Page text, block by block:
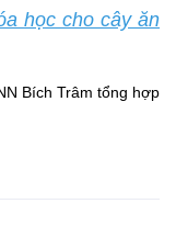
học cho cây ăn
Bích Trâm tổng hợp